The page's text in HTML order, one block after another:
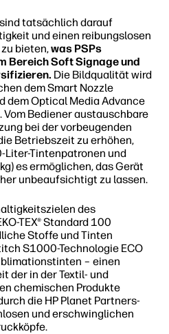
tatsächlich darauf
und einen reibungslosen
bieten,was PSPs
Bereich Soft Signage und
Die Bildqualität wird
dem Smart Nozzle
dem Optical Media Advance
Bediener austauschbare
bei der vorbeugenden
Betriebszeit zu erhöhen,
Liter-Tintenpatronen und
es ermöglichen, das Gerät
unbeaufsichtigt zu lassen.
des
TEX® Standard 100
Stoffe und Tinten
S1000-Technologie ECO
– einen
der in der Textil- und
chemischen Produkte
die HP Planet Partners-
und erschwinglichen